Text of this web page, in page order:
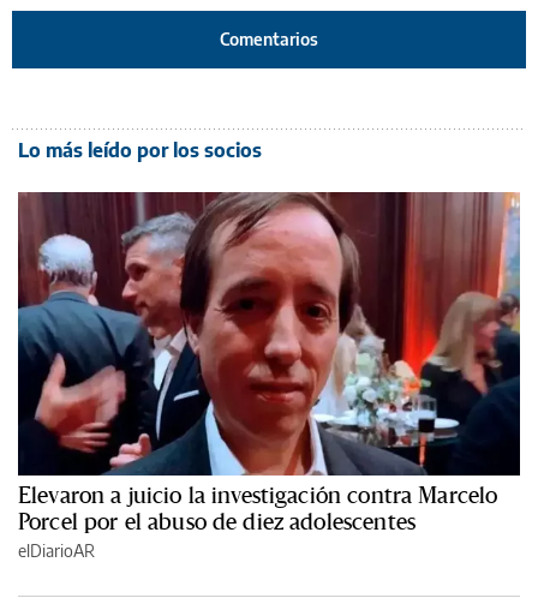
Comentarios
Lo más leído por los socios
Elevaron a juicio la investigación contra Marcelo
Porcel por el abuso de diez adolescentes
elDiarioAR